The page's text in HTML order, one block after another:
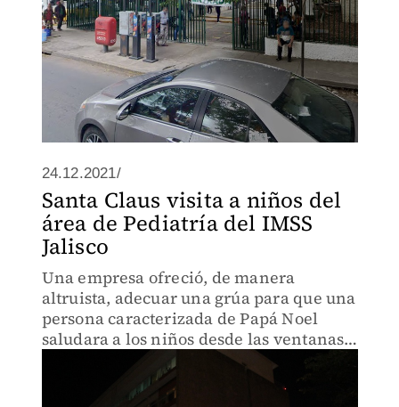
24.12.2021/
Santa Claus visita a niños del
área de Pediatría del IMSS
Jalisco
Una empresa ofreció, de manera
altruista, adecuar una grúa para que una
persona caracterizada de Papá Noel
saludara a los niños desde las ventanas
mientras que otro personaje entregó
juguetes a los menores del nosocomio.